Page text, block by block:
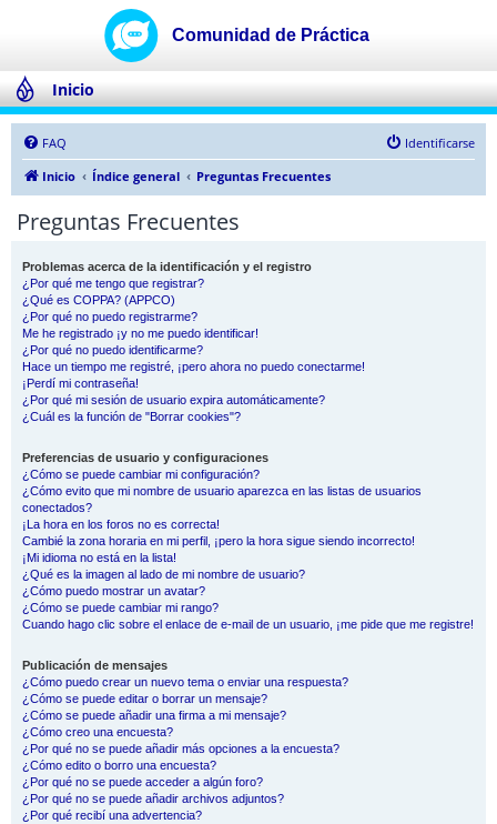
Inicio
FAQ
Identificarse
Inicio
Índice general Preguntas Frecuentes
Preguntas Frecuentes
Problemas acerca de la identificación y el registro
¿Por qué me tengo que registrar?
¿Qué es COPPA? (APPCO)
¿Por qué no puedo registrarme?
Me he registrado ¡y no me puedo identificar!
¿Por qué no puedo identificarme?
Hace un tiempo me registré, ¡pero ahora no puedo conectarme!
¡Perdí mi contraseña!
¿Por qué mi sesión de usuario expira automáticamente?
¿Cuál es la función de "Borrar cookies"?
Preferencias de usuario y configuraciones
¿Cómo se puede cambiar mi configuración?
¿Cómo evito que mi nombre de usuario aparezca en las listas de usuarios
conectados?
¡La hora en los foros no es correcta!
Cambié la zona horaria en mi perfil, ¡pero la hora sigue siendo incorrecto!
¡Mi idioma no está en la lista!
¿Qué es la imagen al lado de mi nombre de usuario?
¿Cómo puedo mostrar un avatar?
¿Cómo se puede cambiar mi rango?
Cuando hago clic sobre el enlace de e-mail de un usuario, ¡me pide que me registre!
Publicación de mensajes
¿Cómo puedo crear un nuevo tema o enviar una respuesta?
¿Cómo se puede editar o borrar un mensaje?
¿Cómo se puede añadir una firma a mi mensaje?
¿Cómo creo una encuesta?
¿Por qué no se puede añadir más opciones a la encuesta?
¿Cómo edito o borro una encuesta?
¿Por qué no se puede acceder a algún foro?
¿Por qué no se puede añadir archivos adjuntos?
¿Por qué recibí una advertencia?